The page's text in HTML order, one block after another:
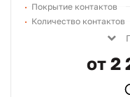
Покрытие контактов
Количество контактов
от 2